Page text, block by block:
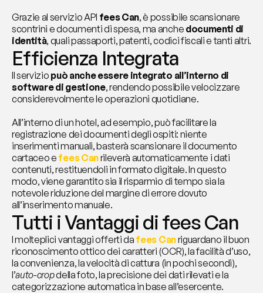
Grazie al servizio API fees Can, è possibile scansionare
scontrini e documenti di spesa, ma anche documenti di
identità, quali passaporti, patenti, codici fiscali e tanti altri.
Efficienza Integrata
Il servizio può anche essere integrato all’interno di
software di gestione, rendendo possibile velocizzare
considerevolmente le operazioni quotidiane.
All’interno di un hotel, ad esempio, può facilitare la
registrazione dei documenti degli ospiti: niente
inserimenti manuali, basterà scansionare il documento
cartaceo e fees Can rileverà automaticamente i dati
contenuti, restituendoli in formato digitale. In questo
modo, viene garantito sia il risparmio di tempo sia la
notevole riduzione del margine di errore dovuto
all’inserimento manuale.
Tutti i Vantaggi di fees Can
I molteplici vantaggi offerti da fees Can riguardano il buon
riconoscimento ottico dei caratteri (OCR), la facilità d’uso,
la convenienza, la velocità di cattura (in pochi secondi),
l’auto-crop della foto, la precisione dei dati rilevati e la
categorizzazione automatica in base all’esercente.